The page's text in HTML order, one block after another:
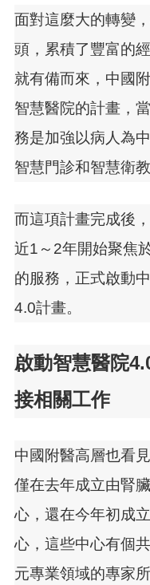
面對這麼大的轉變
頭，累積了豐富的
就有備而來，中國
智慧醫院的計畫，
務是加強以病人為
智慧門診和智慧衛教
而這項計畫完成後
近1～2年開始聚焦
的服務，正式啟動
4.0計畫。
啟動智慧醫院
接相關工作
中國附醫高層也看
僅在去年成立由腎
心，還在今年初成
心，這些中心有個
元專業領域的專家